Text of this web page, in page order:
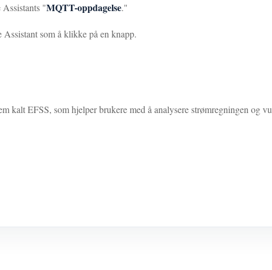
"MQTT-oppdagelse."
som å klikke på en knapp.
kalt EFSS, som hjelper brukere med å analysere strømregningen og